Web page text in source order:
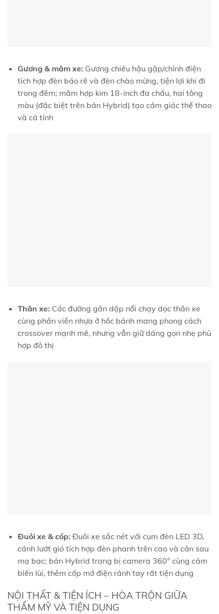
Gương & mâm xe:Gương chiếu hậu gập/chỉnh điện
tích hợp đèn báo rẽ và đèn chào mừng, tiện lợi khi đi
trong đêm; mâm hợp kim 18‑inch đa chấu, hai tông
màu (đặc biệt trên bản Hybrid) tạo cảm giác thể thao
và cá tính
Thân xe:Các đường gân dập nổi chạy dọc thân xe
cùng phần viền nhựa ở hốc bánh mang phong cách
crossover mạnh mẽ, nhưng vẫn giữ dáng gọn nhẹ phù
hợp đô thị
Đuôi xe & cốp:Đuôi xe sắc nét với cụm đèn LED 3D,
cánh lướt gió tích hợp đèn phanh trên cao và cản sau
mạ bạc; bản Hybrid trang bị camera 360° cùng cảm
biến lùi, thêm cốp mở điện rảnh tay rất tiện dụng
NỘI THẤT & TIỆN ÍCH – HÒA TRỘN GIỮA
THẨM MỸ VÀ TIỆN DỤNG